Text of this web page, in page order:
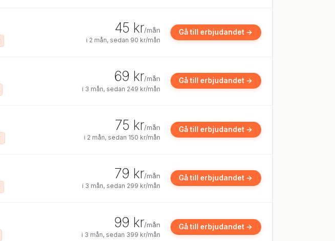
45 kr/mån
i 2 mån, sedan 90 kr/mån
Gå till erbjudandet →
69 kr/mån
i 3 mån, sedan 249 kr/mån
Gå till erbjudandet →
75 kr/mån
i 2 mån, sedan 150 kr/mån
Gå till erbjudandet →
79 kr/mån
i 3 mån, sedan 299 kr/mån
Gå till erbjudandet →
99 kr/mån
i 3 mån, sedan 399 kr/mån
Gå till erbjudandet →